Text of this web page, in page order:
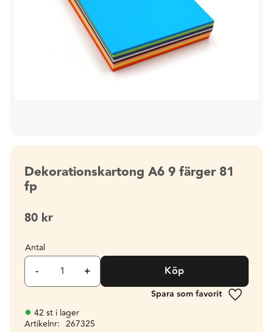
Dekorationskartong A6 9 färger 81
fp
80 kr
Antal
+
- Köp
Lägg till
42 st i lager
Artikelnr
267325